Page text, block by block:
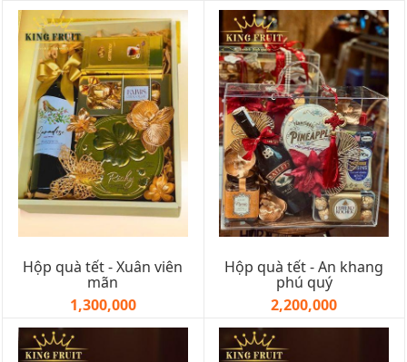
Hộp quà tết - Xuân viên
mãn
1,300,000
Hộp quà tết - An khang
phú quý
2,200,000